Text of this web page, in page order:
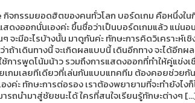
กิจกรรมยอดฮิตของคนทั่วโลก บอร์ดเกม คือหนึ่งใ
สดงออกนั่นเองค่ะ ขึ้นชื่อว่าเป็นบอร์ดเกมแล้ว แน่น
จะมีอะไรบ้างนั้น มาดูกันค่ะ ทักษะการคิดวิเคราะ
ถ้าเดินทางนี้ จะเกิดผลแบบนี้ เดินอีกทาง จะได้อีก
ช้การพูดโน้มน้าว รวมถึงการแสดงออกที่ทำให้คู่แข่ง
เกมเลยทีเดียวที่เล่นกันแบบแทคทีม ต้องคอยช่วยกั
งค่ะ ทักษะการต่อรอง เราต้องพยายามที่จะทำยังไ
รถนำมาสู่ชัยชนะได้ ใครที่สนใจเรียนรู้ทักษะต่างๆ